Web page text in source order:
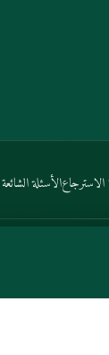
الأسئلة الشائعة